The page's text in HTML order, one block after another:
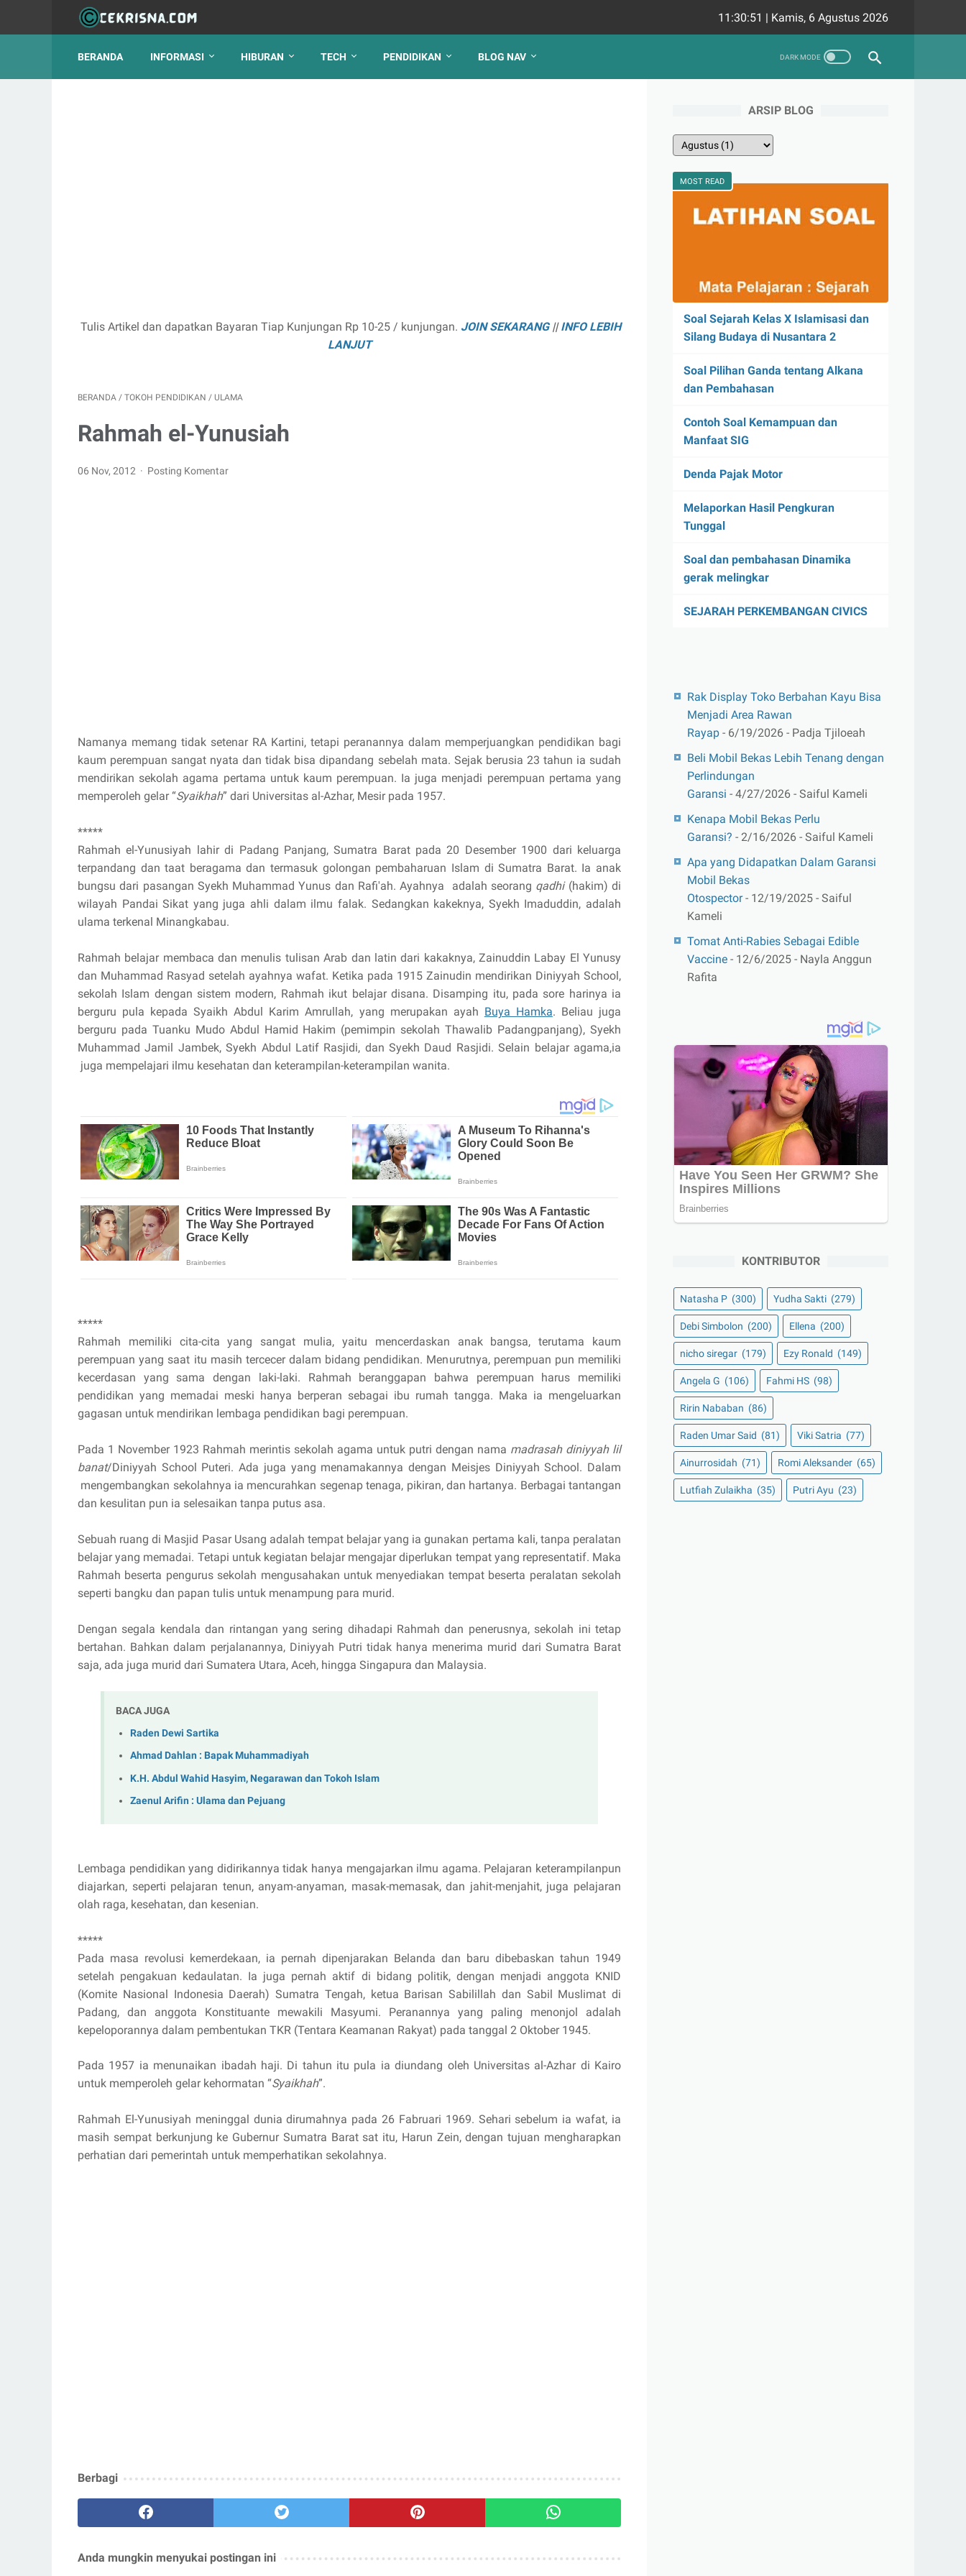
11:30:52 | Kamis, 6 Agustus 2026
BERANDA INFORMASI HIBURAN TECH PENDIDIKAN BLOG NAV
Tulis Artikel dan dapatkan Bayaran Tiap Kunjungan Rp 10-25 / kunjungan. JOIN SEKARANG||INFO LEBIH
LANJUT
BERANDA / TOKOH PENDIDIKAN / ULAMA
Rahmah el-Yunusiah
06 Nov, 2012 Posting Komentar
Namanya memang tidak setenar RA Kartini, tetapi peranannya dalam memperjuangkan pendidikan bagi
kaum perempuan sangat nyata dan tidak bisa dipandang sebelah mata. Sejak berusia 23 tahun ia sudah
mendirikan sekolah agama pertama untuk kaum perempuan. Ia juga menjadi perempuan pertama yang
memperoleh gelar “Syaikhah” dari Universitas al-Azhar, Mesir pada 1957.
*****
Rahmah el-Yunusiyah lahir di Padang Panjang, Sumatra Barat pada 20 Desember 1900 dari keluarga
terpandang dan taat beragama dan termasuk golongan pembaharuan Islam di Sumatra Barat. Ia anak
bungsu dari pasangan Syekh Muhammad Yunus dan Rafi'ah. Ayahnya adalah seorang qadhi(hakim) di
wilayah Pandai Sikat yang juga ahli dalam ilmu falak. Sedangkan kakeknya, Syekh Imaduddin, adalah
ulama terkenal Minangkabau.
Rahmah belajar membaca dan menulis tulisan Arab dan latin dari kakaknya, Zainuddin Labay El Yunusy
dan Muhammad Rasyad setelah ayahnya wafat. Ketika pada 1915 Zainudin mendirikan Diniyyah School,
sekolah Islam dengan sistem modern, Rahmah ikut belajar disana. Disamping itu, pada sore harinya ia
berguru pula kepada Syaikh Abdul Karim Amrullah, yang merupakan ayah Buya Hamka. Beliau juga
berguru pada Tuanku Mudo Abdul Hamid Hakim (pemimpin sekolah Thawalib Padangpanjang), Syekh
Muhammad Jamil Jambek, Syekh Abdul Latif Rasjidi, dan Syekh Daud Rasjidi. Selain belajar agama,ia
juga mempelajari ilmu kesehatan dan keterampilan-keterampilan wanita.
*****
Rahmah memiliki cita-cita yang sangat mulia, yaitu mencerdaskan anak bangsa, terutama kaum
perempuan yang saat itu masih tercecer dalam bidang pendidikan. Menurutnya, perempuan pun memiliki
kecerdasan yang sama dengan laki-laki. Rahmah beranggapan bahwa perempuan harus memiliki
pendidikan yang memadai meski hanya berperan sebagai ibu rumah tangga. Maka ia mengeluarkan
gagasan untuk mendirikan lembaga pendidikan bagi perempuan.
Pada 1 November 1923 Rahmah merintis sekolah agama untuk putri dengan nama madrasah diniyyah lil
banat/Diniyyah School Puteri. Ada juga yang menamakannya dengan Meisjes Diniyyah School. Dalam
mengembangkan sekolahnya ia mencurahkan segenap tenaga, pikiran, dan hartanya. Berbagai tantangan
dan kesulitan pun ia selesaikan tanpa putus asa.
Sebuah ruang di Masjid Pasar Usang adalah tempat belajar yang ia gunakan pertama kali, tanpa peralatan
belajar yang memadai. Tetapi untuk kegiatan belajar mengajar diperlukan tempat yang representatif. Maka
Rahmah beserta pengurus sekolah mengusahakan untuk menyediakan tempat beserta peralatan sekolah
seperti bangku dan papan tulis untuk menampung para murid.
Dengan segala kendala dan rintangan yang sering dihadapi Rahmah dan penerusnya, sekolah ini tetap
bertahan. Bahkan dalam perjalanannya, Diniyyah Putri tidak hanya menerima murid dari Sumatra Barat
saja, ada juga murid dari Sumatera Utara, Aceh, hingga Singapura dan Malaysia.
BACA JUGA
Raden Dewi Sartika
Ahmad Dahlan : Bapak Muhammadiyah
K.H. Abdul Wahid Hasyim, Negarawan dan Tokoh Islam
Zaenul Arifin : Ulama dan Pejuang
Lembaga pendidikan yang didirikannya tidak hanya mengajarkan ilmu agama. Pelajaran keterampilanpun
diajarkan, seperti pelajaran tenun, anyam-anyaman, masak-memasak, dan jahit-menjahit, juga pelajaran
olah raga, kesehatan, dan kesenian.
*****
Pada masa revolusi kemerdekaan, ia pernah dipenjarakan Belanda dan baru dibebaskan tahun 1949
setelah pengakuan kedaulatan. Ia juga pernah aktif di bidang politik, dengan menjadi anggota KNID
(Komite Nasional Indonesia Daerah) Sumatra Tengah, ketua Barisan Sabilillah dan Sabil Muslimat di
Padang, dan anggota Konstituante mewakili Masyumi. Peranannya yang paling menonjol adalah
kepeloporannya dalam pembentukan TKR (Tentara Keamanan Rakyat) pada tanggal 2 Oktober 1945.
Pada 1957 ia menunaikan ibadah haji. Di tahun itu pula ia diundang oleh Universitas al-Azhar di Kairo
untuk memperoleh gelar kehormatan “Syaikhah”.
Rahmah El-Yunusiyah meninggal dunia dirumahnya pada 26 Fabruari 1969. Sehari sebelum ia wafat, ia
masih sempat berkunjung ke Gubernur Sumatra Barat sat itu, Harun Zein, dengan tujuan mengharapkan
perhatian dari pemerintah untuk memperhatikan sekolahnya.
Berbagi
Anda mungkin menyukai postingan ini
ARSIP BLOG
MOST READ
Soal Sejarah Kelas X Islamisasi dan
Silang Budaya di Nusantara 2
Soal Pilihan Ganda tentang Alkana
dan Pembahasan
Contoh Soal Kemampuan dan
Manfaat SIG
Denda Pajak Motor
Melaporkan Hasil Pengkuran
Tunggal
Soal dan pembahasan Dinamika
gerak melingkar
SEJARAH PERKEMBANGAN CIVICS
Rak Display Toko Berbahan Kayu Bisa
Menjadi Area Rawan
Rayap - 6/19/2026 - Padja Tjiloeah
Beli Mobil Bekas Lebih Tenang dengan
Perlindungan
Garansi - 4/27/2026 - Saiful Kameli
Kenapa Mobil Bekas Perlu
Garansi? - 2/16/2026 - Saiful Kameli
Apa yang Didapatkan Dalam Garansi
Mobil Bekas
Otospector- 12/19/2025 - Saiful
Kameli
Tomat Anti-Rabies Sebagai Edible
Vaccine - 12/6/2025 - Nayla Anggun
Rafita
KONTRIBUTOR
Natasha P (300) Yudha Sakti (279)
Debi Simbolon (200) Ellena (200)
nicho siregar (179) Ezy Ronald (149)
Angela G (106) Fahmi HS (98)
Ririn Nababan (86)
Raden Umar Said (81) Viki Satria (77)
Ainurrosidah (71) Romi Aleksander (65)
Lutfiah Zulaikha (35) Putri Ayu (23)